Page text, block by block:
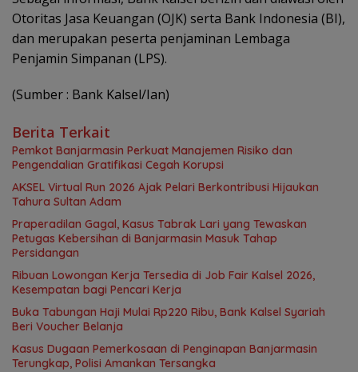
Otoritas Jasa Keuangan (OJK) serta Bank Indonesia (BI),
dan merupakan peserta penjaminan Lembaga
Penjamin Simpanan (LPS).
(Sumber : Bank Kalsel/Ian)
Berita Terkait
Pemkot Banjarmasin Perkuat Manajemen Risiko dan
Pengendalian Gratifikasi Cegah Korupsi
AKSEL Virtual Run 2026 Ajak Pelari Berkontribusi Hijaukan
Tahura Sultan Adam
Praperadilan Gagal, Kasus Tabrak Lari yang Tewaskan
Petugas Kebersihan di Banjarmasin Masuk Tahap
Persidangan
Ribuan Lowongan Kerja Tersedia di Job Fair Kalsel 2026,
Kesempatan bagi Pencari Kerja
Buka Tabungan Haji Mulai Rp220 Ribu, Bank Kalsel Syariah
Beri Voucher Belanja
Kasus Dugaan Pemerkosaan di Penginapan Banjarmasin
Terungkap, Polisi Amankan Tersangka